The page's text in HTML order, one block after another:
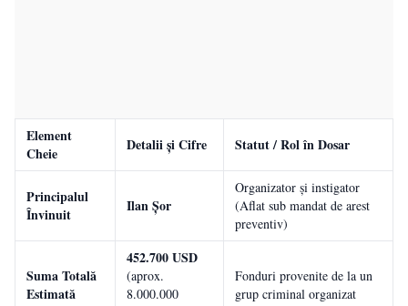
Element
Cheie
Detalii și Cifre Statut / Rol în Dosar
Principalul
Învinuit
Ilan Șor
Organizator și instigator
(Aflat sub mandat de arest
preventiv)
Suma Totală
Estimată
452.700 USD
(aprox.
8.000.000
Fonduri provenite de la un
grup criminal organizat